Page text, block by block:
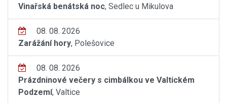
Vinařská benátská noc, Sedlec u Mikulova
08. 08. 2026
Zarážání hory, Polešovice
08. 08. 2026
Prázdninové večery s cimbálkou ve Valtickém
Podzemí, Valtice